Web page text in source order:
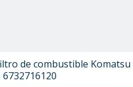
de combustible Komatsu
6732716120